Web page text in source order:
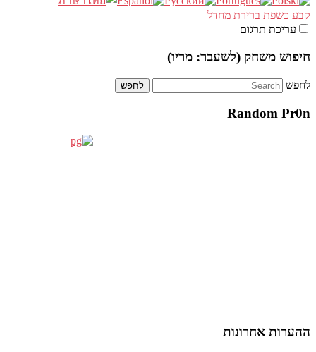
קבע כשפת ברירת מחדל
עריכת תרגום
חיפוש משחק (לשעבר: מריו)
לחפש
Random Pr0n
ההערות אחרונות